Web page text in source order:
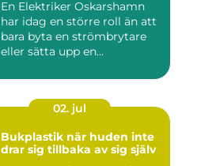
En Elektriker Oskarshamn
har idag en större roll än att
bara byta en strömbrytare
eller sätta upp en...
02. jul
Bukplastik när huden inte
drar sig tillbaka av sig själv